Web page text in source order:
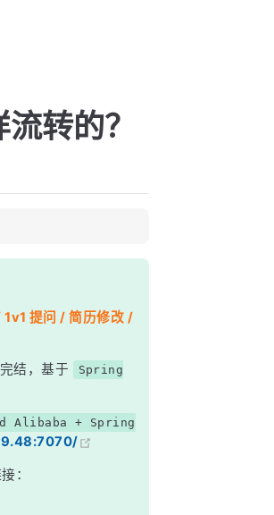
转的？
提问 / 简历修改 /
结，基于
Spring
Alibaba + Spring
：